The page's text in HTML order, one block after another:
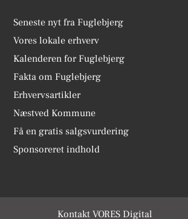
Seneste nyt fra Fuglebjerg
Vores lokale erhverv
Kalenderen for Fuglebjerg
Fakta om Fuglebjerg
Erhvervsartikler
Næstved Kommune
Få en gratis salgsvurdering
Sponsoreret indhold
Kontakt VORES Digital